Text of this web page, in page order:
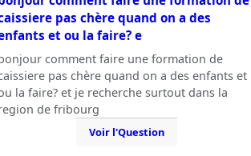
pas chère quand on a des
et ou la faire? e
comment faire une formation de
pas chère quand on a des enfants et
la faire? et je recherche surtout dans la
de fribourg
Voir l'Question